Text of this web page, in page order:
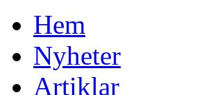
Hem
Nyheter
Artiklar